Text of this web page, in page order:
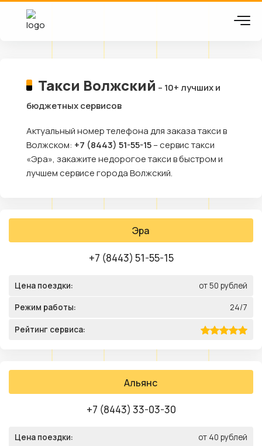
Такси Волжский – 10+ лучших и
бюджетных сервисов
Актуальный номер телефона для заказа такси в
Волжском: +7 (8443) 51-55-15– сервис такси
«Эра», закажите недорогое такси в быстром и
лучшем сервисе города Волжский.
Эра
+7 (8443) 51-55-15
Цена поездки: от 50 рублей
Режим работы: 24/7
Рейтинг сервиса:
Альянс
+7 (8443) 33-03-30
Цена поездки: от 40 рублей